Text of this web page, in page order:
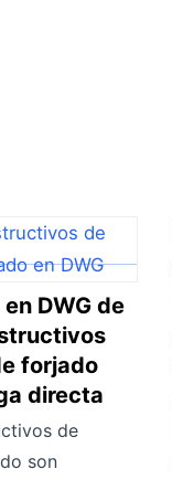
DWG de
forjado
directa
de
son